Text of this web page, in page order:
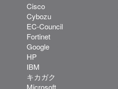
Cisco
Cybozu
EC-Council
Fortinet
Google
HP
IBM
キカガク
Microsoft